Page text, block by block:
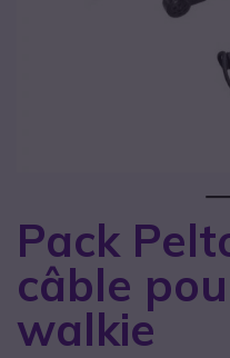
Pack
câble
walkie
Passer au début de la